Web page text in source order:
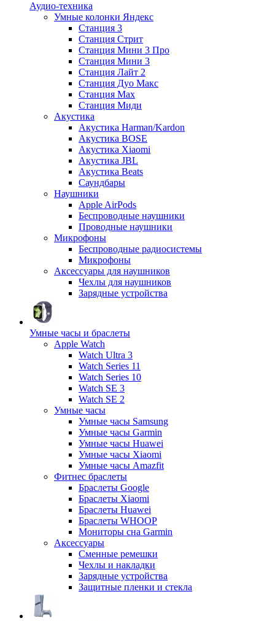
Аудио-техника
Умные колонки Яндекс
Станция 3
Станция Стрит
Станция Мини 3 Про
Станция Мини 3
Станция Лайт 2
Станция Дуо Макс
Станция Max
Станция Миди
Акустика
Акустика Harman/Kardon
Акустика BOSE
Акустика Xiaomi
Акустика JBL
Акустика Beats
Саундбары
Наушники
Apple AirPods
Беспроводные наушники
Проводные наушники
Микрофоны
Беспроводные радиосистемы
Микрофоны
Аксессуары для наушников
Чехлы для наушников
Зарядные устройства
Умные часы и браслеты
Apple Watch
Watch Ultra 3
Watch Series 11
Watch Series 10
Watch SE 3
Watch SE 2
Умные часы
Умные часы Samsung
Умные часы Garmin
Умные часы Huawei
Умные часы Xiaomi
Умные часы Amazfit
Фитнес браслеты
Браслеты Google
Браслеты Xiaomi
Браслеты Huawei
Браслеты WHOOP
Мониторы сна Garmin
Аксессуары
Сменные ремешки
Чехлы и накладки
Зарядные устройства
Защитные пленки и стекла